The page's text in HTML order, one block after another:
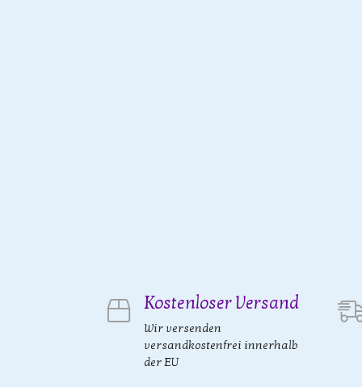
Kostenloser Versand
Wir versenden
versandkostenfrei innerhalb
der EU